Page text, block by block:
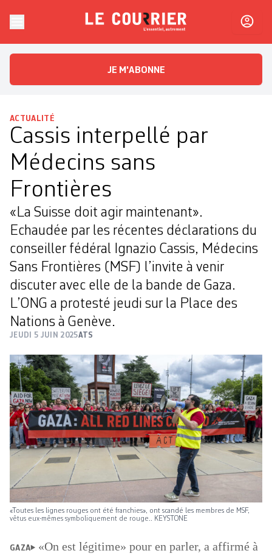
Le CourrierL'essentiel, autrement
JE M'ABONNE
ACTUALITÉ
Cassis interpellé par
Médecins sans
Frontières
«La Suisse doit agir maintenant».
Echaudée par les récentes déclarations du
conseiller fédéral Ignazio Cassis, Médecins
Sans Frontières (MSF) l’invite à venir
discuter avec elle de la bande de Gaza.
L’ONG a protesté jeudi sur la Place des
Nations à Genève.
JEUDI 5 JUIN 2025ATS
«Toutes les lignes rouges ont été franchies», ont scandé les membres de MSF,
vêtus eux-mêmes symboliquement de rouge.. KEYSTONE
GAZA
«On est légitime» pour en parler, a affirmé à